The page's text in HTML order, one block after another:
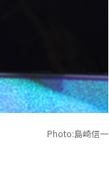
Photo:島崎信一